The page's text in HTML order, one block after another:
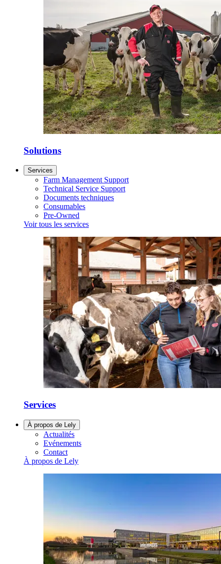
Solutions
Services
Farm Management Support
Technical Service Support
Documents techniques
Consumables
Pre-Owned
Voir tous les services
Services
À propos de Lely
Actualités
Evénements
Contact
À propos de Lely